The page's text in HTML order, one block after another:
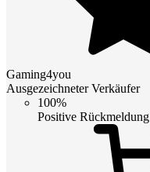
Gaming4you
Ausgezeichneter Verkäufer
100%
Positive Rückmeldung